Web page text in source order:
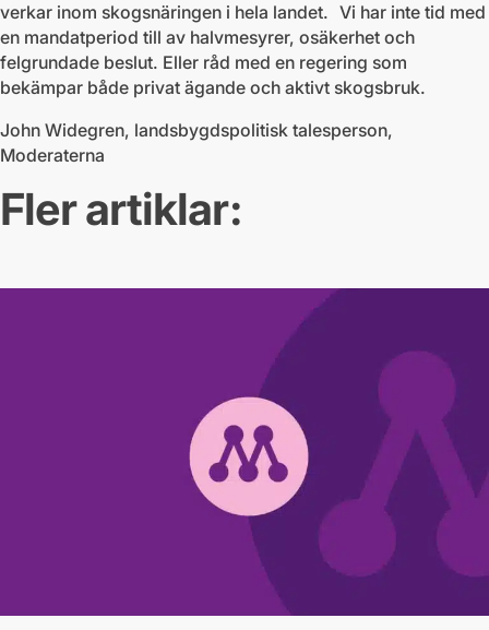
verkar inom skogsnäringen i hela landet. Vi har inte tid med
en mandatperiod till av halvmesyrer, osäkerhet och
felgrundade beslut. Eller råd med en regering som
bekämpar både privat ägande och aktivt skogsbruk.
John Widegren, landsbygdspolitisk talesperson,
Moderaterna
Fler artiklar: